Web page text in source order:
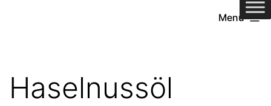
Menü
Haselnussöl